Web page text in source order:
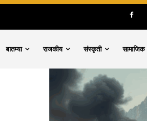
बातम्या राजकीय संस्कृती सामाजिक